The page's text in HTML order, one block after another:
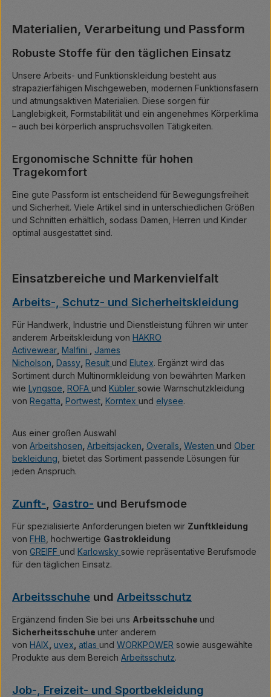
Materialien, Verarbeitung und Passform
Robuste Stoffe für den täglichen Einsatz
Unsere Arbeits- und Funktionskleidung besteht aus
strapazierfähigen Mischgeweben, modernen Funktionsfasern
und atmungsaktiven Materialien. Diese sorgen für
Langlebigkeit, Formstabilität und ein angenehmes Körperklima
– auch bei körperlich anspruchsvollen Tätigkeiten.
Ergonomische Schnitte für hohen
Tragekomfort
Eine gute Passform ist entscheidend für Bewegungsfreiheit
und Sicherheit. Viele Artikel sind in unterschiedlichen Größen
und Schnitten erhältlich, sodass Damen, Herren und Kinder
optimal ausgestattet sind.
Einsatzbereiche und Markenvielfalt
Arbeits-, Schutz- und Sicherheitskleidung
Für Handwerk, Industrie und Dienstleistung führen wir unter
anderem Arbeitskleidung von HAKRO
Activewear Malfini
James
Nicholson Dassy Result und Elutex. Ergänzt wird das
Sortiment durch Multinormkleidung von bewährten Marken
wie Lyngsoe ROFA und Kübler sowie Warnschutzkleidung
von Regatta Portwest Korntex und elysee.
Aus einer großen Auswahl
von Arbeitshosen Arbeitsjacken Overalls Westen und Ober
bekleidung , bietet das Sortiment passende Lösungen für
jeden Anspruch.
Zunft- Gastro- und Berufsmode
Für spezialisierte Anforderungen bieten wir Zunftkleidung
von FHB , hochwertige Gastrokleidung
von GREIFF und Karlowsky sowie repräsentative Berufsmode
für den täglichen Einsatz.
Arbeitsschuhe und Arbeitsschutz
Ergänzend finden Sie bei uns Arbeitsschuhe und
Sicherheitsschuhe unter anderem
von HAIX uvex atlas und WORKPOWER sowie ausgewählte
Produkte aus dem Bereich Arbeitsschutz.
Job-, Freizeit- und Sportbekleidung